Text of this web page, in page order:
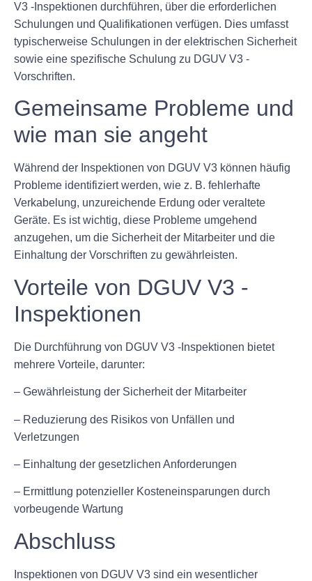
V3 -Inspektionen durchführen, über die erforderlichen
Schulungen und Qualifikationen verfügen. Dies umfasst
typischerweise Schulungen in der elektrischen Sicherheit
sowie eine spezifische Schulung zu DGUV V3 -
Vorschriften.
Gemeinsame Probleme und
wie man sie angeht
Während der Inspektionen von DGUV V3 können häufig
Probleme identifiziert werden, wie z. B. fehlerhafte
Verkabelung, unzureichende Erdung oder veraltete
Geräte. Es ist wichtig, diese Probleme umgehend
anzugehen, um die Sicherheit der Mitarbeiter und die
Einhaltung der Vorschriften zu gewährleisten.
Vorteile von DGUV V3 -
Inspektionen
Die Durchführung von DGUV V3 -Inspektionen bietet
mehrere Vorteile, darunter:
– Gewährleistung der Sicherheit der Mitarbeiter
– Reduzierung des Risikos von Unfällen und
Verletzungen
– Einhaltung der gesetzlichen Anforderungen
– Ermittlung potenzieller Kosteneinsparungen durch
vorbeugende Wartung
Abschluss
Inspektionen von DGUV V3 sind ein wesentlicher